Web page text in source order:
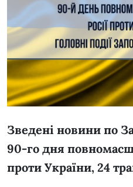
Зведені новини по
90-го дня
проти України, 24